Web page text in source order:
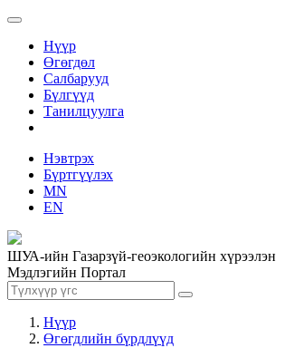
Нүүр
Өгөгдөл
Салбарууд
Бүлгүүд
Танилцуулга
Нэвтрэх
Бүртгүүлэх
MN
EN
ШУА-ийн Газарзүй-геоэкологийн хүрээлэн
Мэдлэгийн Портал
Нүүр
Өгөгдлийн бүрдлүүд